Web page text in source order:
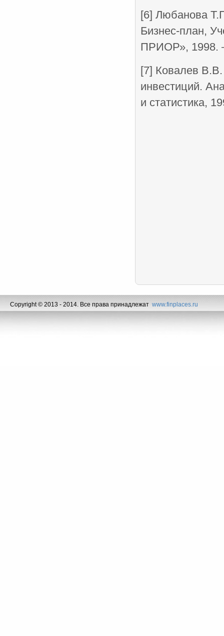
[6] Любанова
Бизнес-план,
ПРИОР», 1998.
[7] Ковалев
инвестиций.
и статистика,
Copyright © 2013 - 2014. Все права принадлежат www.finplaces.ru